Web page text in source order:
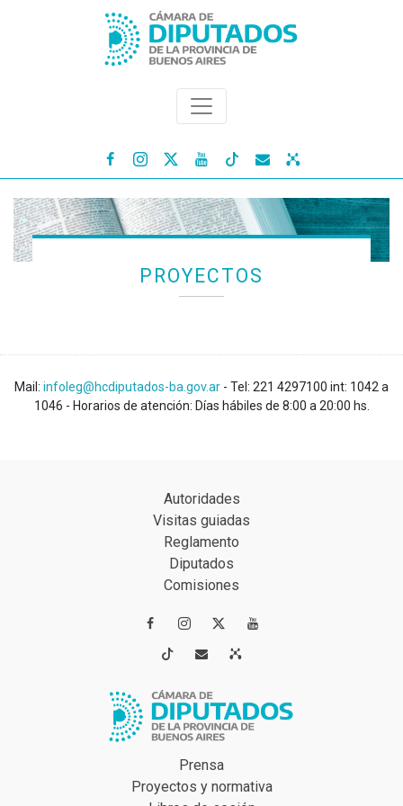
   
PROYECTOS
Mail: infoleg@hcdiputados-ba.gov.ar - Tel: 221 4297100 int: 1042 a
1046 - Horarios de atención: Días hábiles de 8:00 a 20:00 hs.
Autoridades
Visitas guiadas
Reglamento
Diputados
Comisiones
 
 
Prensa
Proyectos y normativa